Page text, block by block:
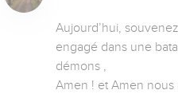
Aujourd’hui,
engagé dans une
démons ,
Amen ! et Amen nous